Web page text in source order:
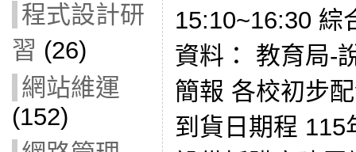
程式設計研
習 (26)
網站維運
(152)
15:10~16:30 綜
資料： 教育局-
簡報 各校初步
到貨日期程 115